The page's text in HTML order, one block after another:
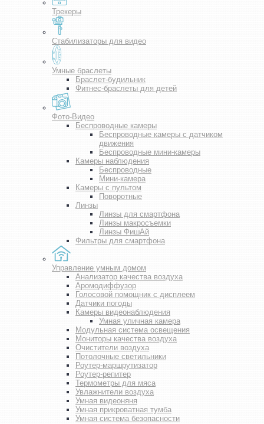
Трекеры
Стабилизаторы для видео
Умные браслеты
Браслет-будильник
Фитнес-браслеты для детей
Фото-Видео
Беспроводные камеры
Беспроводные камеры с датчиком
движения
Беспроводные мини-камеры
Камеры наблюдения
Беспроводные
Мини-камера
Камеры с пультом
Поворотные
Линзы
Линзы для смартфона
Линзы макросъемки
Линзы ФишАй
Фильтры для смартфона
Управление умным домом
Анализатор качества воздуха
Аромодиффузор
Голосовой помощник с дисплеем
Датчики погоды
Камеры видеонаблюдения
Умная уличная камера
Модульная система освещения
Мониторы качества воздуха
Очистители воздуха
Потолочные светильники
Роутер-маршрутизатор
Роутер-репитер
Термометры для мяса
Увлажнители воздуха
Умная видеоняня
Умная прикроватная тумба
Умная система безопасности